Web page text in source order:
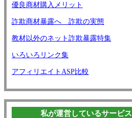
優良商材購入メリット
詐欺商材暴露へ 詐欺の実態
教材以外のネット詐欺暴露特集
いろいろリンク集
アフィリエイトASP比較
私が運営しているサービス